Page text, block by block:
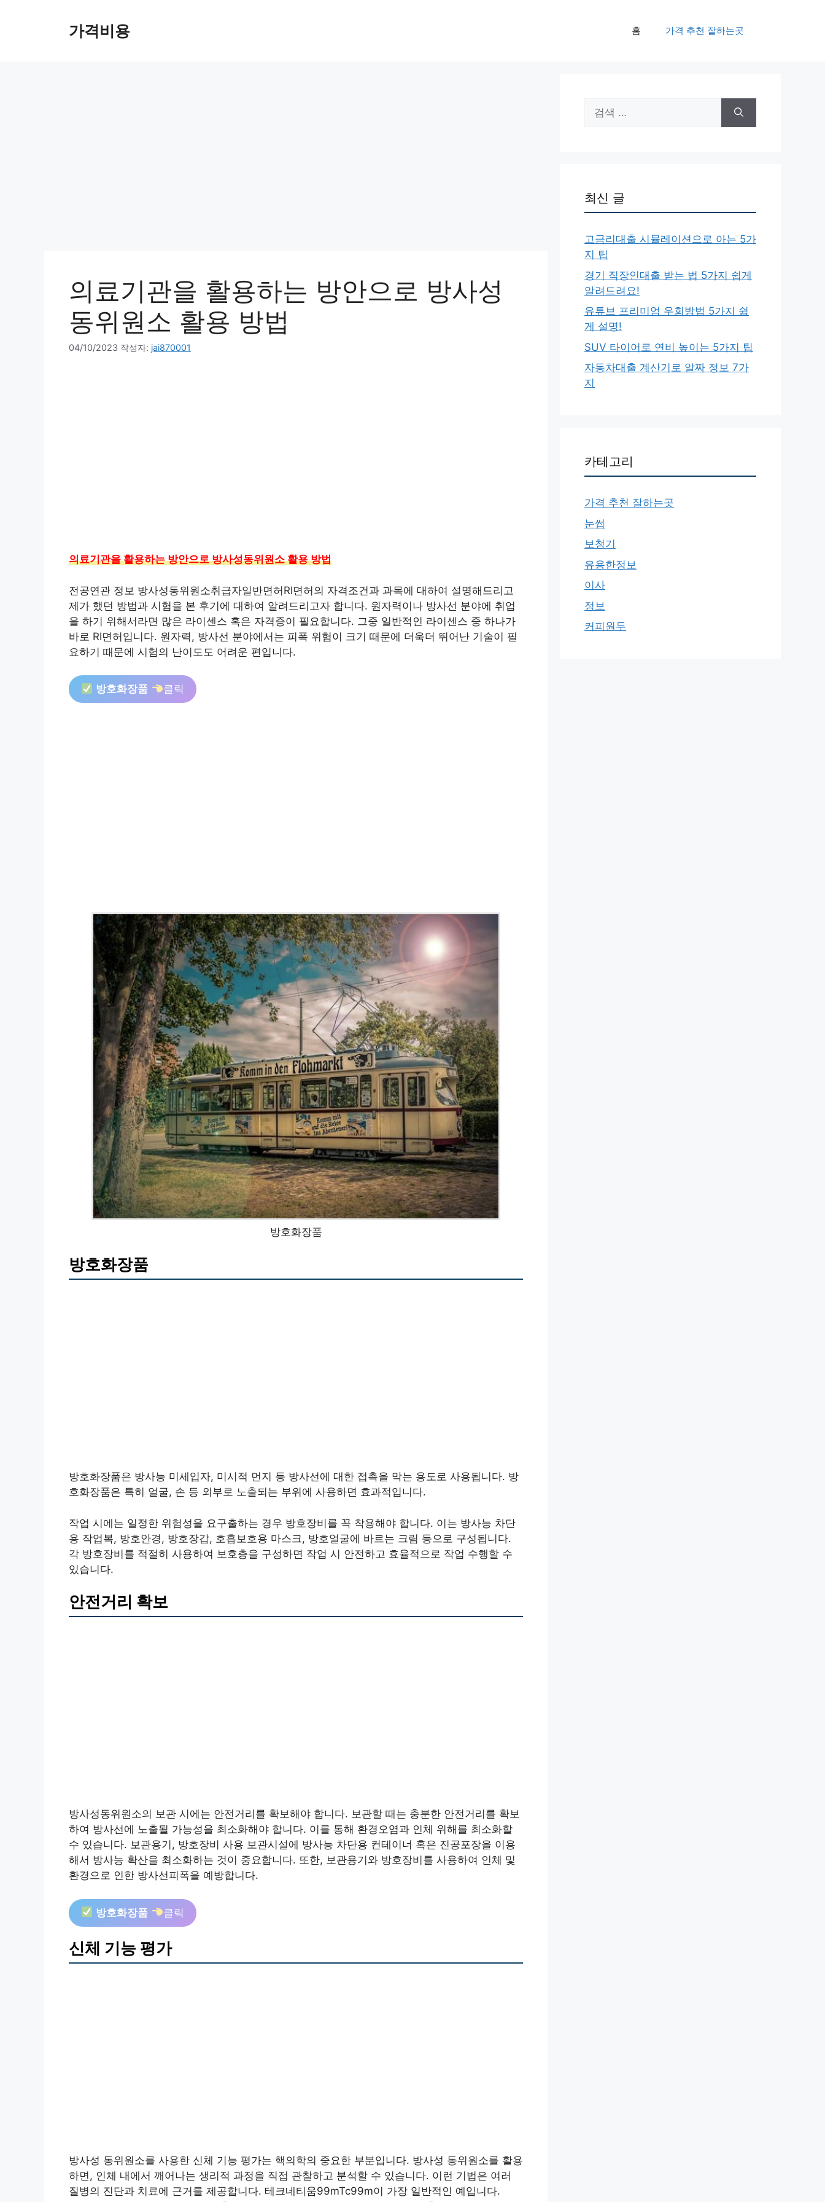
가격비용 홈 가격 추천 잘하는곳
의료기관을 활용하는 방안으로 방사성
동위원소 활용 방법
04/10/2023 작성자: jai870001
의료기관을 활용하는 방안으로 방사성동위원소 활용 방법
전공연관 정보 방사성동위원소취급자일반면허RI면허의 자격조건과 과목에 대하여 설명해드리고
제가 했던 방법과 시험을 본 후기에 대하여 알려드리고자 합니다. 원자력이나 방사선 분야에 취업
을 하기 위해서라면 많은 라이센스 혹은 자격증이 필요합니다. 그중 일반적인 라이센스 중 하나가
바로 RI면허입니다. 원자력, 방사선 분야에서는 피폭 위험이 크기 때문에 더욱더 뛰어난 기술이 필
요하기 때문에 시험의 난이도도 어려운 편입니다.
방호화장품 클릭
방호화장품
방호화장품
방호화장품은 방사능 미세입자, 미시적 먼지 등 방사선에 대한 접촉을 막는 용도로 사용됩니다. 방
호화장품은 특히 얼굴, 손 등 외부로 노출되는 부위에 사용하면 효과적입니다.
작업 시에는 일정한 위험성을 요구출하는 경우 방호장비를 꼭 착용해야 합니다. 이는 방사능 차단
용 작업복, 방호안경, 방호장갑, 호흡보호용 마스크, 방호얼굴에 바르는 크림 등으로 구성됩니다.
각 방호장비를 적절히 사용하여 보호층을 구성하면 작업 시 안전하고 효율적으로 작업 수행할 수
있습니다.
안전거리 확보
방사성동위원소의 보관 시에는 안전거리를 확보해야 합니다. 보관할 때는 충분한 안전거리를 확보
하여 방사선에 노출될 가능성을 최소화해야 합니다. 이를 통해 환경오염과 인체 위해를 최소화할
수 있습니다. 보관용기, 방호장비 사용 보관시설에 방사능 차단용 컨테이너 혹은 진공포장을 이용
해서 방사능 확산을 최소화하는 것이 중요합니다. 또한, 보관용기와 방호장비를 사용하여 인체 및
환경으로 인한 방사선피폭을 예방합니다.
방호화장품 클릭
신체 기능 평가
방사성 동위원소를 사용한 신체 기능 평가는 핵의학의 중요한 부분입니다. 방사성 동위원소를 활용
하면, 인체 내에서 깨어나는 생리적 과정을 직접 관찰하고 분석할 수 있습니다. 이런 기법은 여러
질병의 진단과 치료에 근거를 제공합니다. 테크네티움99mTc99m이 가장 일반적인 예입니다.
색:
최신 글
고금리대출 시뮬레이션으로 아는 5가
지 팁
경기 직장인대출 받는 법 5가지 쉽게
알려드려요!
유튜브 프리미엄 우회방법 5가지 쉽
게 설명!
SUV 타이어로 연비 높이는 5가지 팁
자동차대출 계산기로 알짜 정보 7가
지
카테고리
가격 추천 잘하는곳
눈썹
보청기
유용한정보
이사
정보
커피원두